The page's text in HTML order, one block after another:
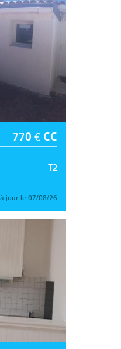
770 € CC
T2
jour le 07/08/26